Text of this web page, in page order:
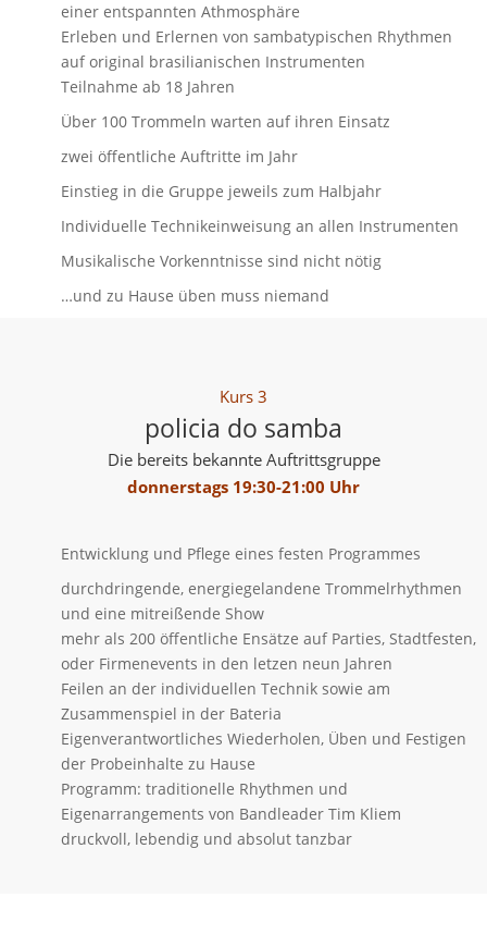
einer entspannten Athmosphäre
Erleben und Erlernen von sambatypischen Rhythmen
auf original brasilianischen Instrumenten
Teilnahme ab 18 Jahren
Über 100 Trommeln warten auf ihren Einsatz
zwei öffentliche Auftritte im Jahr
Einstieg in die Gruppe jeweils zum Halbjahr
Individuelle Technikeinweisung an allen Instrumenten
Musikalische Vorkenntnisse sind nicht nötig
…und zu Hause üben muss niemand
Kurs 3
policia do samba
Die bereits bekannte Auftrittsgruppe
donnerstags 19:30-21:00 Uhr
Entwicklung und Pflege eines festen Programmes
durchdringende, energiegelandene Trommelrhythmen
und eine mitreißende Show
mehr als 200 öffentliche Ensätze auf Parties, Stadtfesten,
oder Firmenevents in den letzen neun Jahren
Feilen an der individuellen Technik sowie am
Zusammenspiel in der Bateria
Eigenverantwortliches Wiederholen, Üben und Festigen
der Probeinhalte zu Hause
Programm: traditionelle Rhythmen und
Eigenarrangements von Bandleader Tim Kliem
druckvoll, lebendig und absolut tanzbar